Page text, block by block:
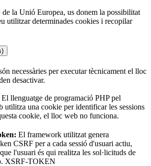
la Unió Europea, us donem la possibilitat
utilitzar determinades cookies i recopilar
necessàries per executar tècnicament el lloc
desactivar.
El llenguatge de programació PHP pel
utilitza una cookie per identificar les sessions
cookie, el lloc web no funciona.
El framework utilitzat genera
CSRF per a cada sessió d'usuari actiu,
l'usuari és qui realitza les sol·licituds de
XSRF-TOKEN